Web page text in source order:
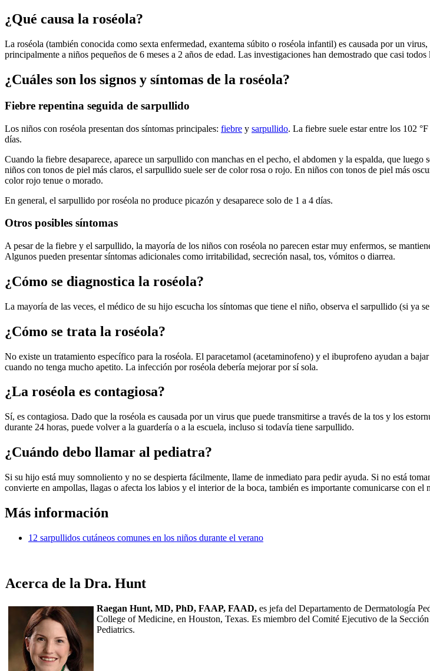
¿Qué causa la roséola?
La roséola (también conocida como sexta enfermedad, exantema súbito o roséola infantil) es causada por un
principalmente a niños pequeños de 6 meses a 2 años de edad. Las investigaciones han demostrado que casi
¿Cuáles son los signos y síntomas de la roséola?
Fiebre repentina seguida de sarpullido
Los niños con roséola presentan dos síntomas principales: fiebre y sarpullido. La fiebre suele estar entre los 102
días.
Cuando la fiebre desaparece, aparece un sarpullido con manchas en el pecho, el abdomen y la espalda, que luego
niños con tonos de piel más claros, el sarpullido suele ser de color rosa o rojo. En niños con tonos de piel más
color rojo tenue o morado.
En general, el sarpullido por roséola no produce picazón y desaparece solo de 1 a 4 días.
Otros posibles síntomas
A pesar de la fiebre y el sarpullido, la mayoría de los niños con roséola no parecen estar muy enfermos, se
Algunos pueden presentar síntomas adicionales como irritabilidad, secreción nasal, tos, vómitos o diarrea.
¿Cómo se diagnostica la roséola?
La mayoría de las veces, el médico de su hijo escucha los síntomas que tiene el niño, observa el sarpullido (si ya
¿Cómo se trata la roséola?
No existe un tratamiento específico para la roséola. El paracetamol (acetaminofeno) y el ibuprofeno ayudan a
cuando no tenga mucho apetito. La infección por roséola debería mejorar por sí sola.
¿La roséola es contagiosa?
Sí, es contagiosa. Dado que la roséola es causada por un virus que puede transmitirse a través de la tos y los
durante 24 horas, puede volver a la guardería o a la escuela, incluso si todavía tiene sarpullido.
¿Cuándo debo llamar al pediatra?
Si su hijo está muy somnoliento y no se despierta fácilmente, llame de inmediato para pedir ayuda. Si no está
convierte en ampollas, llagas o afecta los labios y el interior de la boca, también es importante comunicarse con
Más información
12 sarpullidos cutáneos comunes en los niños durante el verano
Acerca de la Dra. Hunt
Raegan Hunt, MD, PhD, FAAP, FAAD, es jefa del Departamento de Dermatología
College of Medicine, en Houston, Texas. Es miembro del Comité Ejecutivo de la
Pediatrics.